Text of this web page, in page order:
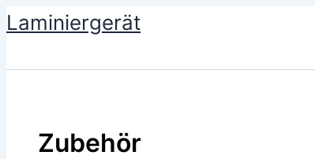
Zum
Inhalt
Laminiergerät
Zubehör